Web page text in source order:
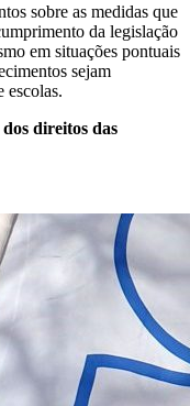
sobre as medidas que
da legislação
em situações pontuais
sejam
escolas.
direitos das